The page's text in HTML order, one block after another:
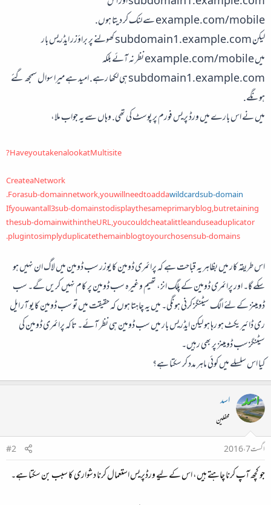
example.com/mobile سے لنک کر دیتا ہوں.
لیکن subdomain1.example.com کھولنے پر براؤزر ایڈریس بار
میں example.com/mobile نظر نہ آئے بلکہ
subdomain1.example.com ہی لکھا رہے. امید ہے میرا سوال سمجھ گئے
ہونگے.
میں نے اس بارے میں ورڈ پریس فورم پر پوسٹ کی تھی. وہاں سے یہ جواب ملا،
Have you taken a look atMultisite
?
Create a Network
For a sub-domain network, you will need to add awildcard sub-domain
.
If you want all 3 sub-domains to display the same primary blog, but retaining
the sub-domain within the URL, you could cheat a little and use a duplicator
plugin to simply duplicate the main blog to your chosen sub-domains.
اس طریقہ کار میں بظاہر یہ قباحت ہے کہ پرائمری ڈومین کا یوزر سب ڈومین میں لاگ ان نہیں ہو
سکے گا۔ اور پرائمری ڈومین کے پلگ انز، تھیم وغیرہ سب ڈومین پر کام نہیں کریں گے۔ سب
ڈومینز کے لئے الگ سیٹنگز کرنی ہونگی۔ میں یہ چاہتا ہوں کہ حقیقت میں تو سب ڈومین کا یو آر ایل
ری ڈائیریکٹ ہو رہا ہو لیکن ایڈریس بار میں سب ڈومین ہی نظر آئے۔ تاکہ پرائمری ڈومین کی
سیٹنگز سب ڈومینز پر بھی رہیں۔
کیا اس سلسلے میں کوئی ماہر مدد کر سکتا ہے؟
اسد
محفلین
اگست 7، 2016
#2
جو کچھ آپ کرنا چاہتے ہیں، اس کے لیے ورڈپریس استعمال کرنا دشواری کا سبب بن سکتا ہے۔